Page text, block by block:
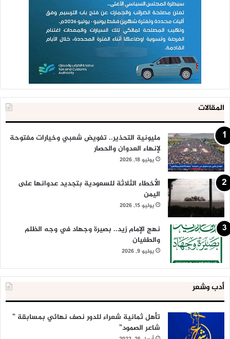
المقالات
مليونية التحذير.. تفويض شعبي وخيارات مفتوحة
لإنهاء العدوان والحصار
يوليو 18, 2026
الأخطاء الثلاثة للسعودية بتجديد عدوانها على
اليمن
يوليو 15, 2026
نهج الإمام زيد.. بصيرة وجهاد في وجه الظلم
والطغيان
يوليو 9, 2026
أدب وشعر
تأهل ثمانية شعراء للدور نصف نهائي بمسابقة ”
شاعر الصمود”